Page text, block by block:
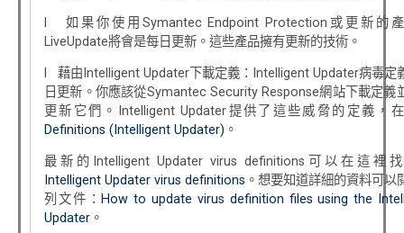
l 如果你使用Symantec Endpoint Protection或更新的
LiveUpdate將會是每日更新。這些產品擁有更新的技術。
l 藉由Intelligent Updater下載定義：Intelligent Updater病毒定
日更新。你應該從Symantec Security Response網站下載定義
更新它們。Intelligent Updater提供了這些威脅的定義，
Definitions (Intelligent Updater) 。
最新的Intelligent Updater virus definitions可以在這裡
Intelligent Updater virus definitions 。想要知道詳細的資料可以
列文件： How to update virus definition files using the
Updater 。